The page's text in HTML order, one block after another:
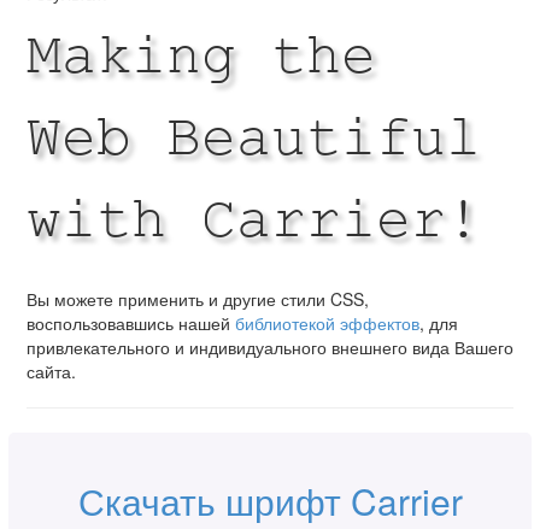
Making the
Web Beautiful
with Carrier!
Вы можете применить и другие стили CSS,
воспользовавшись нашей библиотекой эффектов, для
привлекательного и индивидуального внешнего вида Вашего
сайта.
Скачать шрифт Carrier